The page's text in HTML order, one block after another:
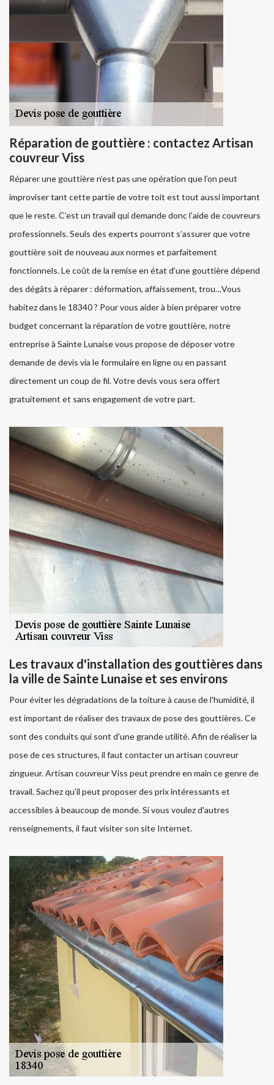
Réparation de gouttière : contactez Artisan
couvreur Viss
Réparer une gouttière n’est pas une opération que l’on peut
improviser tant cette partie de votre toit est tout aussi important
que le reste. C’est un travail qui demande donc l’aide de couvreurs
professionnels. Seuls des experts pourront s’assurer que votre
gouttière soit de nouveau aux normes et parfaitement
fonctionnels. Le coût de la remise en état d’une gouttière dépend
des dégâts à réparer : déformation, affaissement, trou…Vous
habitez dans le 18340 ? Pour vous aider à bien préparer votre
budget concernant la réparation de votre gouttière, notre
entreprise à Sainte Lunaise vous propose de déposer votre
demande de devis via le formulaire en ligne ou en passant
directement un coup de fil. Votre devis vous sera offert
gratuitement et sans engagement de votre part.
Les travaux d'installation des gouttières dans
la ville de Sainte Lunaise et ses environs
Pour éviter les dégradations de la toiture à cause de l'humidité, il
est important de réaliser des travaux de pose des gouttières. Ce
sont des conduits qui sont d'une grande utilité. Afin de réaliser la
pose de ces structures, il faut contacter un artisan couvreur
zingueur. Artisan couvreur Viss peut prendre en main ce genre de
travail. Sachez qu'il peut proposer des prix intéressants et
accessibles à beaucoup de monde. Si vous voulez d'autres
renseignements, il faut visiter son site Internet.